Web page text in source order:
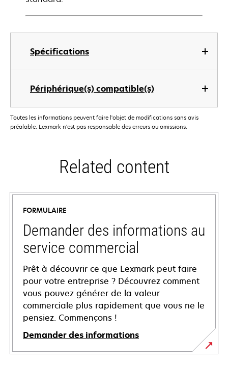
Spécifications
Périphérique(s) compatible(s)
Toutes les informations peuvent faire l'objet de modifications sans avis
préalable. Lexmark n'est pas responsable des erreurs ou omissions.
Related content
FORMULAIRE
Demander des informations au
service commercial
Prêt à découvrir ce que Lexmark peut faire
pour votre entreprise ? Découvrez comment
vous pouvez générer de la valeur
commerciale plus rapidement que vous ne le
pensiez. Commençons !
Demander des informations